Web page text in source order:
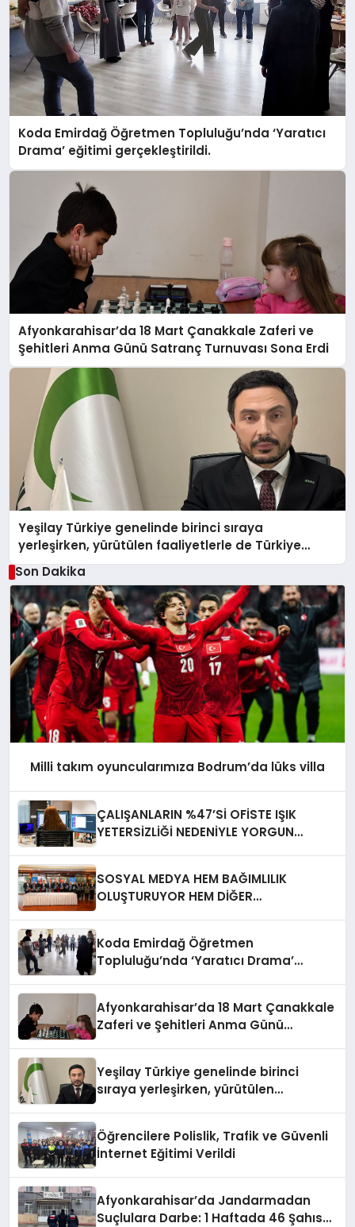
Koda Emirdağ Öğretmen Topluluğu’nda ‘Yaratıcı
Drama’ eğitimi gerçekleştirildi.
Afyonkarahisar’da 18 Mart Çanakkale Zaferi ve
Şehitleri Anma Günü Satranç Turnuvası Sona Erdi
Yeşilay Türkiye genelinde birinci sıraya
yerleşirken, yürütülen faaliyetlerle de Türkiye
üçüncüsü oldu.
Son Dakika
Milli takım oyuncularımıza Bodrum’da lüks villa
ÇALIŞANLARIN %47’Sİ OFİSTE IŞIK
YETERSİZLİĞİ NEDENİYLE YORGUN
SOSYAL MEDYA HEM BAĞIMLILIK
OLUŞTURUYOR HEM DİĞER
Koda Emirdağ Öğretmen
Topluluğu’nda ‘Yaratıcı Drama’
Afyonkarahisar’da 18 Mart Çanakkale
Zaferi ve Şehitleri Anma Günü
Yeşilay Türkiye genelinde birinci
sıraya yerleşirken, yürütülen
Öğrencilere Polislik, Trafik ve Güvenli
İnternet Eğitimi Verildi
Afyonkarahisar’da Jandarmadan
Suçlulara Darbe: 1 Haftada 46 Şahıs